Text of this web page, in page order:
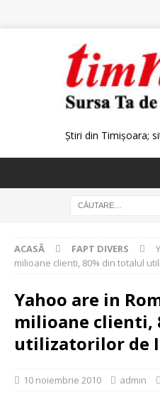
Știri din Timișoara;
ACASĂ FAPT DIVERS
milioane clienti, 80% din totalul
Yahoo are in
milioane clienti,
utilizatorilor de
10 noiembrie 2010 admin